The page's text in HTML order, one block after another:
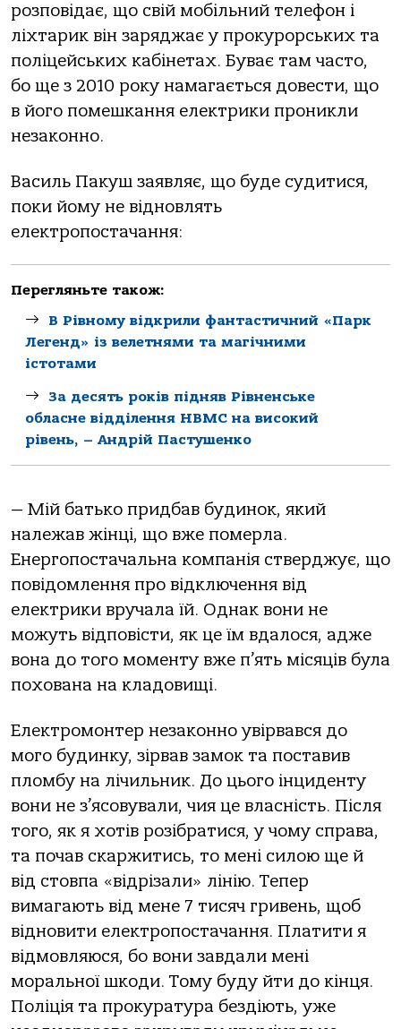
розповідає, що свій мобільний телефон і
ліхтарик він заряджає у прокурорських та
поліцейських кабінетах. Буває там часто,
бо ще з 2010 року намагається довести, що
в його помешкання електрики проникли
незаконно.
Василь Пакуш заявляє, що буде судитися,
поки йому не відновлять
електропостачання:
Перегляньте також:
В Рівному відкрили фантастичний «Парк
Легенд» із велетнями та магічними
істотами
За десять років підняв Рівненське
обласне відділення НВМС на високий
рівень, – Андрій Пастушенко
— Мій батько придбав будинок, який
належав жінці, що вже померла.
Енергопостачальна компанія стверджує, що
повідомлення про відключення від
електрики вручала їй. Однак вони не
можуть відповісти, як це їм вдалося, адже
вона до того моменту вже п’ять місяців була
похована на кладовищі.
Електромонтер незаконно увірвався до
мого будинку, зірвав замок та поставив
пломбу на лічильник. До цього інциденту
вони не з’ясовували, чия це власність. Після
того, як я хотів розібратися, у чому справа,
та почав скаржитись, то мені силою ще й
від стовпа «відрізали» лінію. Тепер
вимагають від мене 7 тисяч гривень, щоб
відновити електропостачання. Платити я
відмовляюся, бо вони завдали мені
моральної шкоди. Тому буду йти до кінця.
Поліція та прокуратура бездіють, уже